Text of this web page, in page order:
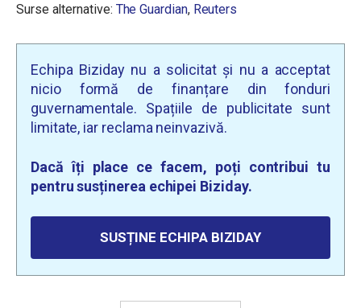
Surse alternative: The Guardian, Reuters
Echipa Biziday nu a solicitat și nu a acceptat
nicio formă de finanțare din fonduri
guvernamentale. Spațiile de publicitate sunt
limitate, iar reclama neinvazivă.
Dacă îți place ce facem, poți contribui tu
pentru susținerea echipei Biziday.
SUSȚINE ECHIPA BIZIDAY